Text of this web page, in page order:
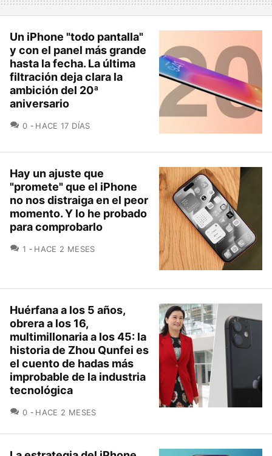
Un iPhone "todo pantalla"
y con el panel más grande
hasta la fecha. La última
filtración deja clara la
ambición del 20ª
aniversario
0 COMENTARIOS
HACE 17 DÍAS
Hay un ajuste que
"promete" que el iPhone
no nos distraiga en el peor
momento. Y lo he probado
para comprobarlo
1 COMENTARIOS
HACE 2 MESES
Huérfana a los 5 años,
obrera a los 16,
multimillonaria a los 45: la
historia de Zhou Qunfei es
el cuento de hadas más
improbable de la industria
tecnológica
0 COMENTARIOS
HACE 2 MESES